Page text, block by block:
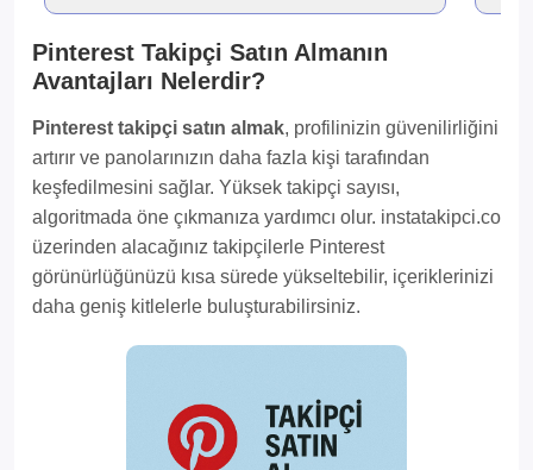
Pinterest Takipçi Satın Almanın
Avantajları Nelerdir?
Pinterest takipçi satın almak, profilinizin güvenilirliğini
artırır ve panolarınızın daha fazla kişi tarafından
keşfedilmesini sağlar. Yüksek takipçi sayısı,
algoritmada öne çıkmanıza yardımcı olur. instatakipci.co
üzerinden alacağınız takipçilerle Pinterest
görünürlüğünüzü kısa sürede yükseltebilir, içeriklerinizi
daha geniş kitlelerle buluşturabilirsiniz.